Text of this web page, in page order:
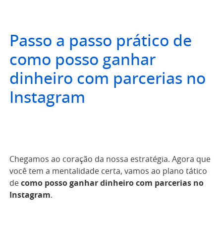
Passo a passo prático de
como posso ganhar
dinheiro com parcerias no
Instagram
Chegamos ao coração da nossa estratégia. Agora que
você tem a mentalidade certa, vamos ao plano tático
de como posso ganhar dinheiro com parcerias no
Instagram.